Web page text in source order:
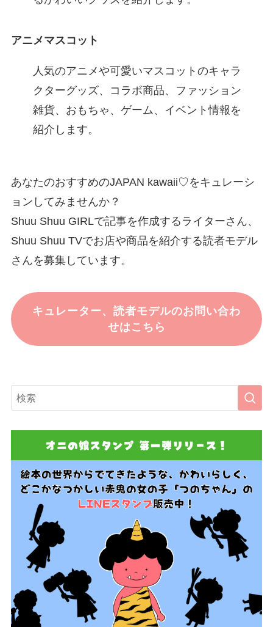
アニメマスコット
人気のアニメや可愛いマスコットのキャラ
クターグッズ、コラボ商品、ファッション
雑貨、おもちゃ、ゲーム、イベント情報を
紹介します。
あなたのおすすめのJAPAN kawaii♡をキュレーシ
ョンしてみませんか？
Shuu Shuu GIRLで記事を作成するライターさん、
Shuu Shuu TVでお店や商品を紹介する読者モデル
さんを募集しています。
キュレーター、読者モデルのお問い合わ
せはこちら